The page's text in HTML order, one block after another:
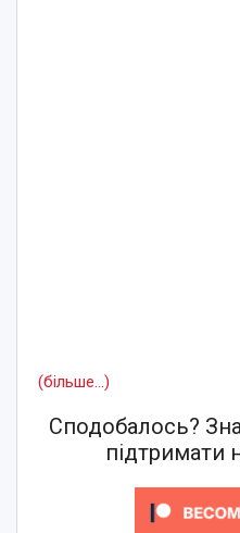
(більше…)
Сподобалось?
підтримати